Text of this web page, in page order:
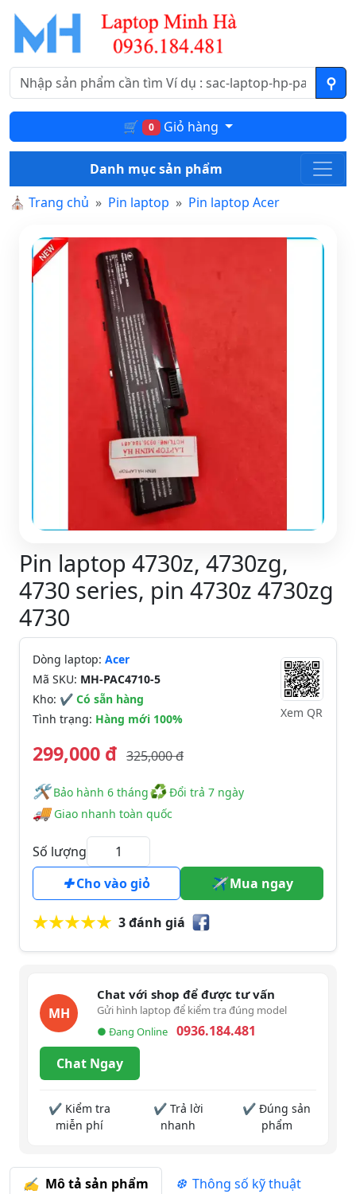
🛒 0 Giỏ hàng
Danh mục sản phẩm
⛪ Trang chủ Pin laptop Pin laptop Acer
Pin laptop 4730z, 4730zg,
4730 series, pin 4730z 4730zg
4730
Dòng laptop: Acer
Mã SKU: MH-PAC4710-5
Kho: ✔ Có sẵn hàng
Tình trạng: Hàng mới 100% Xem QR
299,000 đ 325,000 đ
🛠️️ Bảo hành 6 tháng♻Đổi trả 7 ngày
🚚Giao nhanh toàn quốc
Số lượng
Cho vào giỏ
Mua ngay
3 đánh giá
MH
Chat với shop để được tư vấn
Gửi hình laptop để kiểm tra đúng model
● Đang Online
0936.184.481
Chat Ngay
✔ Kiểm tra
miễn phí
✔ Trả lời
nhanh
✔ Đúng sản
phẩm
Mô tả sản phẩm
Thông số kỹ thuật